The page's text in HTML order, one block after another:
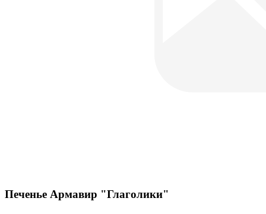
Печенье Армавир "Глаголики"